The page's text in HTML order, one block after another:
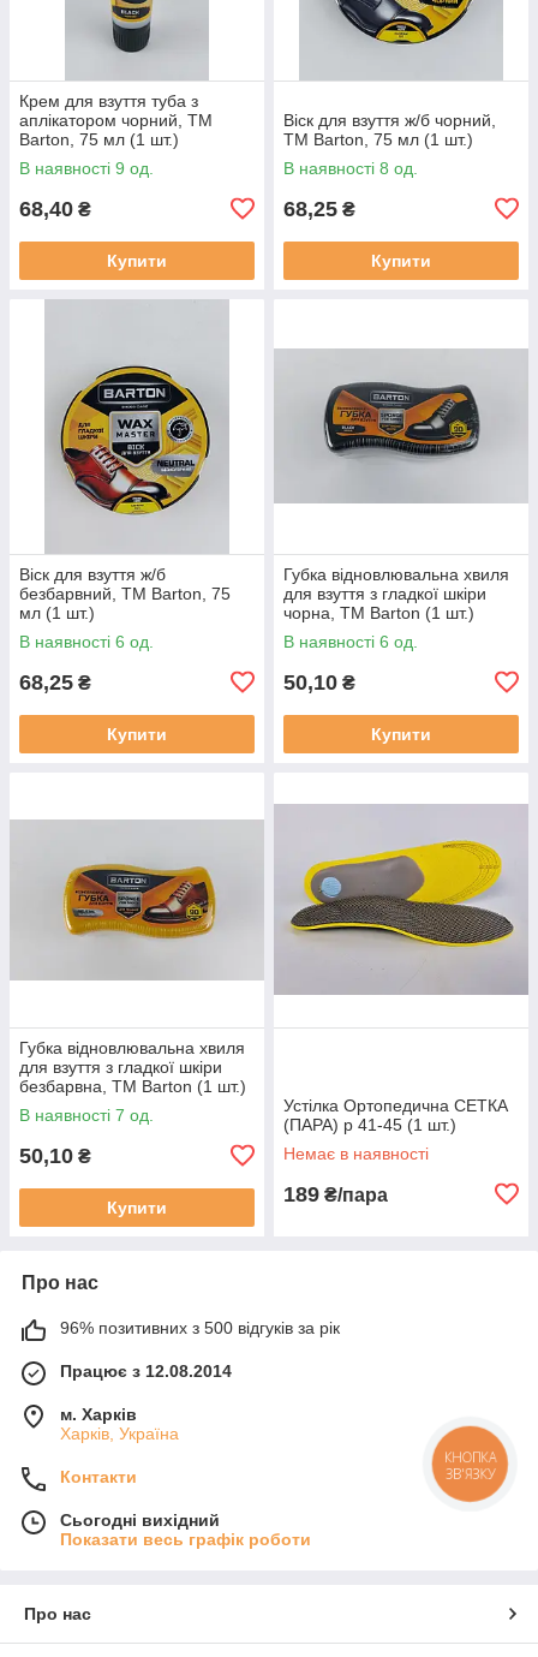
Крем для взуття туба з
аплікатором чорний, ТМ
Barton, 75 мл (1 шт.)
В наявності 9 од.
68,40 ₴
Купити
Віск для взуття ж/б чорний,
ТМ Barton, 75 мл (1 шт.)
В наявності 8 од.
68,25 ₴
Купити
Віск для взуття ж/б
безбарвний, ТМ Barton, 75
мл (1 шт.)
В наявності 6 од.
68,25 ₴
Купити
Губка відновлювальна хвиля
для взуття з гладкої шкіри
чорна, ТМ Barton (1 шт.)
В наявності 6 од.
50,10 ₴
Купити
Губка відновлювальна хвиля
для взуття з гладкої шкіри
безбарвна, ТМ Barton (1 шт.)
В наявності 7 од.
50,10 ₴
Купити
Устілка Ортопедична СЕТКА
(ПАРА) р 41-45 (1 шт.)
Немає в наявності
189 ₴/пара
Про нас
96% позитивних з 500 відгуків за рік
Працює з 12.08.2014
м. Харків
Харків, Україна
Контакти
Сьогодні вихідний
Показати весь графік роботи
Про нас
КНОПКА
ЗВ'ЯЗКУ